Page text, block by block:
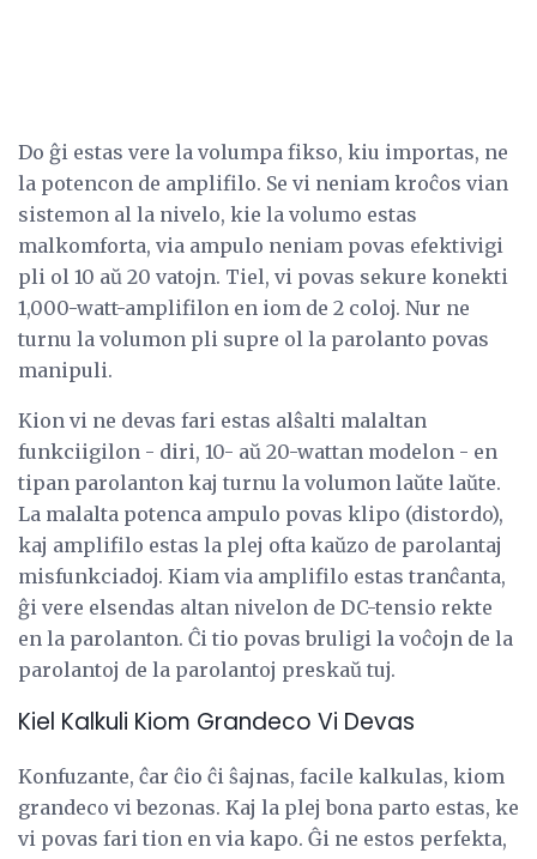
Do ĝi estas vere la volumpa fikso, kiu importas, ne
la potencon de amplifilo. Se vi neniam kroĉos vian
sistemon al la nivelo, kie la volumo estas
malkomforta, via ampulo neniam povas efektivigi
pli ol 10 aŭ 20 vatojn. Tiel, vi povas sekure konekti
1,000-watt-amplifilon en iom de 2 coloj. Nur ne
turnu la volumon pli supre ol la parolanto povas
manipuli.
Kion vi ne devas fari estas alŝalti malaltan
funkciigilon - diri, 10- aŭ 20-wattan modelon - en
tipan parolanton kaj turnu la volumon laŭte laŭte.
La malalta potenca ampulo povas klipo (distordo),
kaj amplifilo estas la plej ofta kaŭzo de parolantaj
misfunkciadoj. Kiam via amplifilo estas tranĉanta,
ĝi vere elsendas altan nivelon de DC-tensio rekte
en la parolanton. Ĉi tio povas bruligi la voĉojn de la
parolantoj de la parolantoj preskaŭ tuj.
Kiel Kalkuli Kiom Grandeco Vi Devas
Konfuzante, ĉar ĉio ĉi ŝajnas, facile kalkulas, kiom
grandeco vi bezonas. Kaj la plej bona parto estas, ke
vi povas fari tion en via kapo. Ĝi ne estos perfekta,